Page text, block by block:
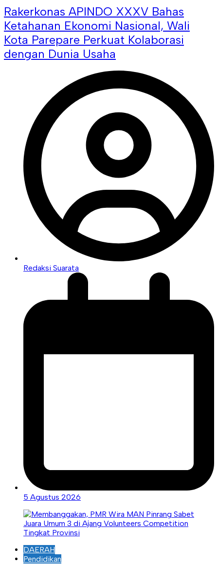
Rakerkonas APINDO XXXV Bahas
Ketahanan Ekonomi Nasional, Wali
Kota Parepare Perkuat Kolaborasi
dengan Dunia Usaha
Redaksi Suarata
5 Agustus 2026
DAERAH
Pendidikan